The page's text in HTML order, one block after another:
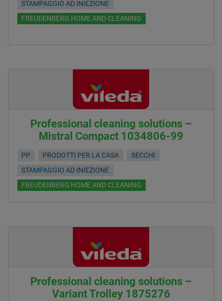
STAMPAGGIO AD INIEZIONE
FREUDENBERG HOME AND CLEANING
Professional cleaning solutions –
Mistral Compact 1034806-99
PP PRODOTTI PER LA CASA
SECCHI
STAMPAGGIO AD INIEZIONE
FREUDENBERG HOME AND CLEANING
Professional cleaning solutions –
Variant Trolley 1875276